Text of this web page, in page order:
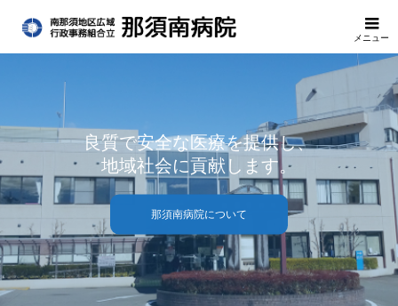
メニュー
良質で安全な医療を提供し、
地域社会に貢献します。
那須南病院について